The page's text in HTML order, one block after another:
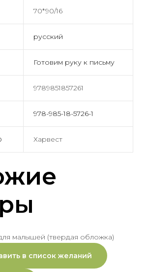
70*90/16
русский
Готовим руку к письму
9789851857261
978-985-18-5726-1
Харвест
в список желаний